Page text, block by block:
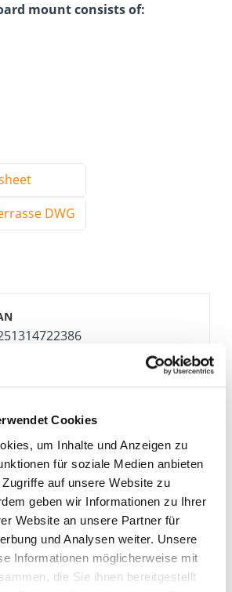
Cookies
um Inhalte und Anzeigen zu
für soziale Medien anbieten
auf unsere Website zu
geben wir Informationen zu Ihrer
Website an unsere Partner für
und Analysen weiter. Unsere
Informationen möglicherweise mit
die Sie ihnen bereitgestellt
mount consists of:
Clip
adapter (Thermofix TX20 4,2 x 22
DWG
products